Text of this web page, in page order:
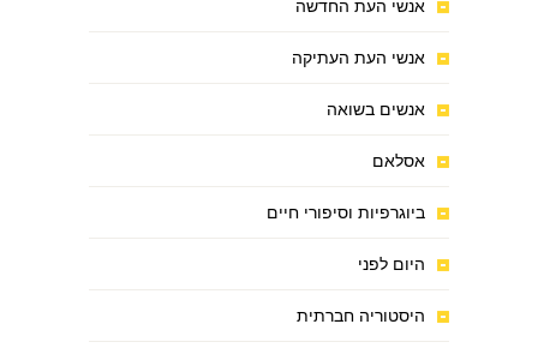
אנשי העת החדשה
אנשי העת העתיקה
אנשים בשואה
אסלאם
ביוגרפיות וסיפורי חיים
היום לפני
היסטוריה חברתית